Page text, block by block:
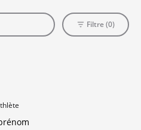
Filtre (0)